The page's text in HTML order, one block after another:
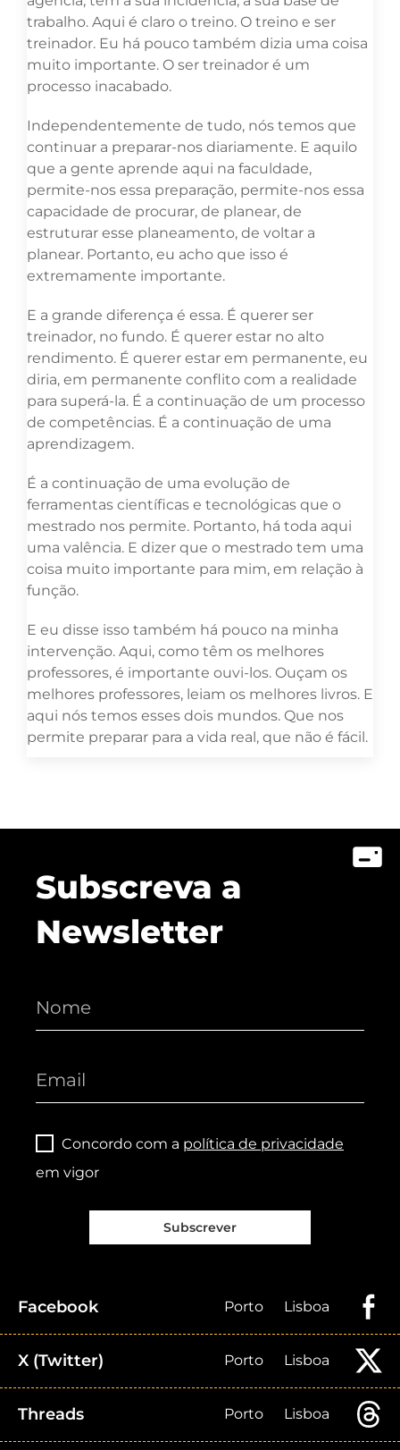
trabalho. Aqui é claro o treino. O treino e ser
treinador. Eu há pouco também dizia uma coisa
muito importante. O ser treinador é um
processo inacabado.
Independentemente de tudo, nós temos que
continuar a preparar-nos diariamente. E aquilo
que a gente aprende aqui na faculdade,
permite-nos essa preparação, permite-nos essa
capacidade de procurar, de planear, de
estruturar esse planeamento, de voltar a
planear. Portanto, eu acho que isso é
extremamente importante.
E a grande diferença é essa. É querer ser
treinador, no fundo. É querer estar no alto
rendimento. É querer estar em permanente, eu
diria, em permanente conflito com a realidade
para superá-la. É a continuação de um processo
de competências. É a continuação de uma
aprendizagem.
É a continuação de uma evolução de
ferramentas científicas e tecnológicas que o
mestrado nos permite. Portanto, há toda aqui
uma valência. E dizer que o mestrado tem uma
coisa muito importante para mim, em relação à
função.
E eu disse isso também há pouco na minha
intervenção. Aqui, como têm os melhores
professores, é importante ouvi-los. Ouçam os
melhores professores, leiam os melhores livros. E
aqui nós temos esses dois mundos. Que nos
permite preparar para a vida real, que não é fácil.
Subscreva a
Newsletter
Concordo com a política de privacidade
em vigor
Subscrever
Facebook Porto Lisboa
X (Twitter) Porto Lisboa
Threads Porto Lisboa